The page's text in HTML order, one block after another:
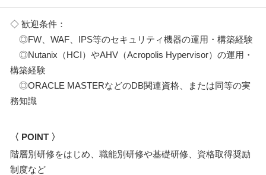
◇ 歓迎条件：
◎FW、WAF、IPS等のセキュリティ機器の運用・構築経験
◎Nutanix（HCI）やAHV（Acropolis Hypervisor）の運用・
構築経験
◎ORACLE MASTERなどのDB関連資格、または同等の実
務知識
〈 POINT 〉
階層別研修をはじめ、職能別研修や基礎研修、資格取得奨励
制度など